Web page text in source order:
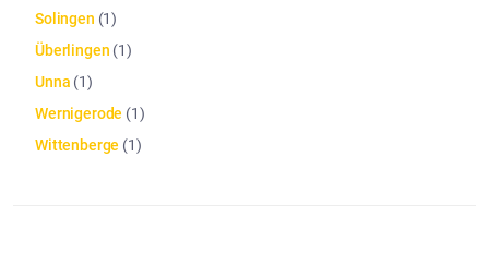
Solingen (1)
Überlingen (1)
Unna (1)
Wernigerode (1)
Wittenberge (1)